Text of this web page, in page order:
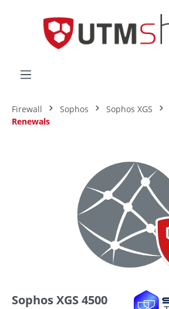
Firewall Sophos Sophos XGS
Renewals
Sophos XGS 4500